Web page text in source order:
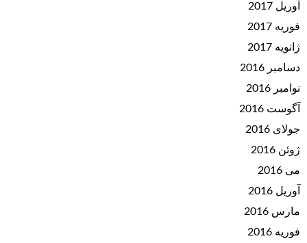
آوریل 2017
فوریه 2017
ژانویه 2017
دسامبر 2016
نوامبر 2016
آگوست 2016
جولای 2016
ژوئن 2016
می 2016
آوریل 2016
مارس 2016
فوریه 2016